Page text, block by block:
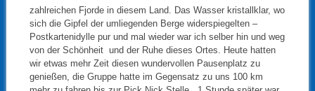
zahlreichen Fjorde in diesem Land. Das Wasser kristallklar, wo
sich die Gipfel der umliegenden Berge widerspiegelten –
Postkartenidylle pur und mal wieder war ich selber hin und weg
von der Schönheit und der Ruhe dieses Ortes. Heute hatten
wir etwas mehr Zeit diesen wundervollen Pausenplatz zu
genießen, die Gruppe hatte im Gegensatz zu uns 100 km